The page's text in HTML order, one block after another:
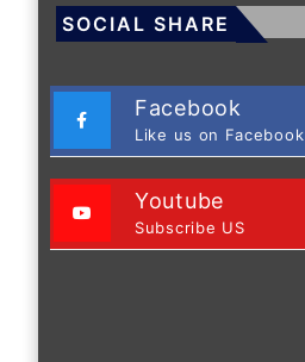
SOCIAL SHARE
Facebook
Like us on Facebook
Youtube
Subscribe US